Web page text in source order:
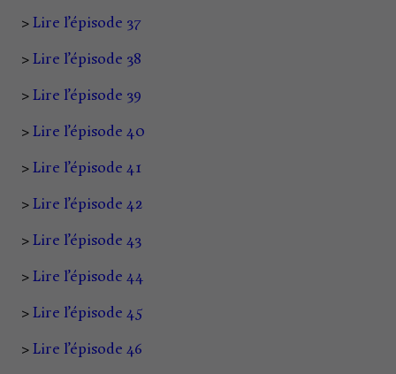
> Lire l’épisode 37
> Lire l’épisode 38
> Lire l’épisode 39
> Lire l’épisode 40
> Lire l’épisode 41
> Lire l’épisode 42
> Lire l’épisode 43
> Lire l’épisode 44
> Lire l’épisode 45
> Lire l’épisode 46